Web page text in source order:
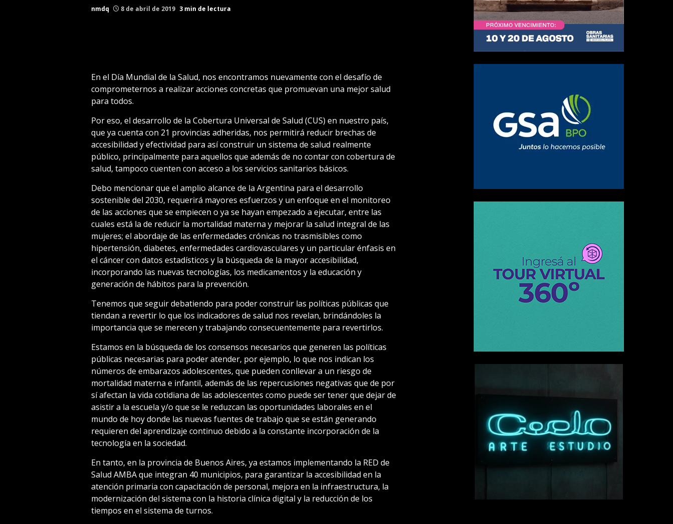
nmdq 8 de abril de 2019 3 min de lectura
En el Día Mundial de la Salud, nos encontramos nuevamente con el desafío de
comprometernos a realizar acciones concretas que promuevan una mejor salud
para todos.
Por eso, el desarrollo de la Cobertura Universal de Salud (CUS) en nuestro país,
que ya cuenta con 21 provincias adheridas, nos permitirá reducir brechas de
accesibilidad y efectividad para así construir un sistema de salud realmente
público, principalmente para aquellos que además de no contar con cobertura de
salud, tampoco cuenten con acceso a los servicios sanitarios básicos.
Debo mencionar que el amplio alcance de la Argentina para el desarrollo
sostenible del 2030, requerirá mayores esfuerzos y un enfoque en el monitoreo
de las acciones que se empiecen o ya se hayan empezado a ejecutar, entre las
cuales está la de reducir la mortalidad materna y mejorar la salud integral de las
mujeres; el abordaje de las enfermedades crónicas no trasmisibles como
hipertensión, diabetes, enfermedades cardiovasculares y un particular énfasis en
el cáncer con datos estadísticos y la búsqueda de la mayor accesibilidad,
incorporando las nuevas tecnologías, los medicamentos y la educación y
generación de hábitos para la prevención.
Tenemos que seguir debatiendo para poder construir las políticas públicas que
tiendan a revertir lo que los indicadores de salud nos revelan, brindándoles la
importancia que se merecen y trabajando consecuentemente para revertirlos.
Estamos en la búsqueda de los consensos necesarios que generen las políticas
públicas necesarias para poder atender, por ejemplo, lo que nos indican los
números de embarazos adolescentes, que pueden conllevar a un riesgo de
mortalidad materna e infantil, además de las repercusiones negativas que de por
sí afectan la vida cotidiana de las adolescentes como puede ser tener que dejar de
asistir a la escuela y/o que se le reduzcan las oportunidades laborales en el
mundo de hoy donde las nuevas fuentes de trabajo que se están generando
requieren del aprendizaje continuo debido a la constante incorporación de la
tecnología en la sociedad.
En tanto, en la provincia de Buenos Aires, ya estamos implementando la RED de
Salud AMBA que integran 40 municipios, para garantizar la accesibilidad en la
atención primaria con capacitación de personal, mejora en la infraestructura, la
modernización del sistema con la historia clínica digital y la reducción de los
tiempos en el sistema de turnos.